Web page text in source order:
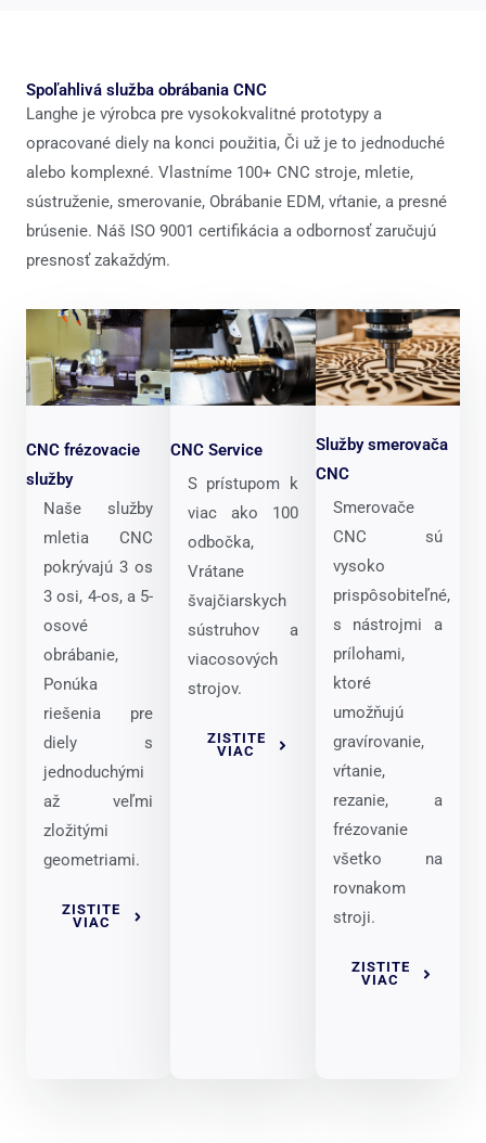
Spoľahlivá služba obrábania CNC
Langhe je výrobca pre vysokokvalitné prototypy a
opracované diely na konci použitia, Či už je to jednoduché
alebo komplexné. Vlastníme 100+ CNC stroje, mletie,
sústruženie, smerovanie, Obrábanie EDM, vŕtanie, a presné
brúsenie. Náš ISO 9001 certifikácia a odbornosť zaručujú
presnosť zakaždým.
CNC frézovacie
služby
Naše služby
mletia CNC
pokrývajú 3 os
3 osi, 4-os, a 5-
osové
obrábanie,
Ponúka
riešenia pre
diely s
jednoduchými
až veľmi
zložitými
geometriami.
ZISTITE
VIAC
CNC Service
S prístupom k
viac ako 100
odbočka,
Vrátane
švajčiarskych
sústruhov a
viacosových
strojov.
ZISTITE
VIAC
Služby smerovača
CNC
Smerovače
CNC sú
vysoko
prispôsobiteľné,
s nástrojmi a
prílohami,
ktoré
umožňujú
gravírovanie,
vŕtanie,
rezanie, a
frézovanie
všetko na
rovnakom
stroji.
ZISTITE
VIAC